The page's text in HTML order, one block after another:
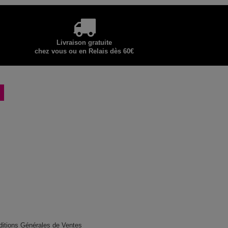
Livraison gratuite
chez vous ou en Relais dès 60€
Générales de Ventes